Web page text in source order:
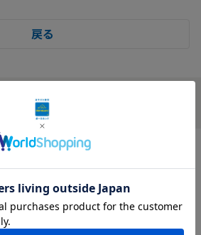
戻る
Corporation. All Rights Reserved.